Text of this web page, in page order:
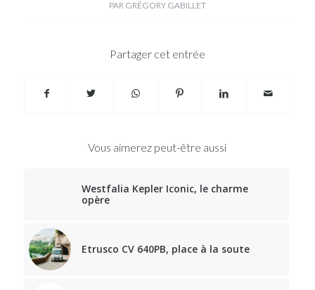
PAR GRÉGORY GABILLET
Partager cet entrée
Vous aimerez peut-être aussi
Westfalia Kepler Iconic, le charme
opère
Etrusco CV 640PB, place à la soute